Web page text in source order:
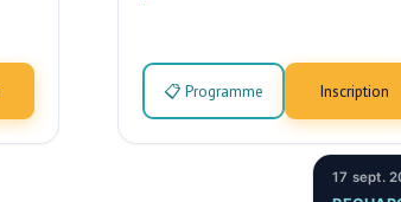
📋 Programme Inscription
17 sept.